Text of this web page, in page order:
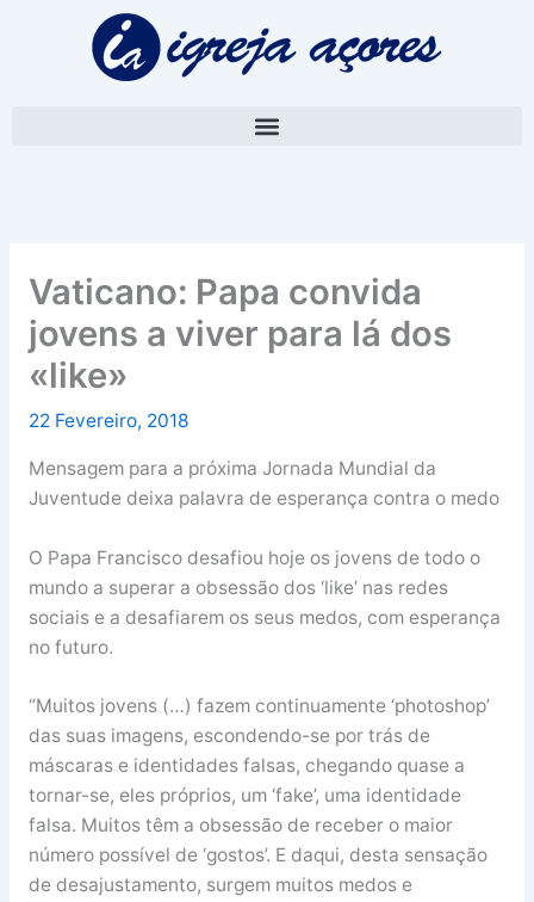
Vaticano: Papa convida
jovens a viver para lá dos
«like»
22 Fevereiro, 2018
Mensagem para a próxima Jornada Mundial da
Juventude deixa palavra de esperança contra o medo
O Papa Francisco desafiou hoje os jovens de todo o
mundo a superar a obsessão dos ‘like’ nas redes
sociais e a desafiarem os seus medos, com esperança
no futuro.
“Muitos jovens (…) fazem continuamente ‘photoshop’
das suas imagens, escondendo-se por trás de
máscaras e identidades falsas, chegando quase a
tornar-se, eles próprios, um ‘fake’, uma identidade
falsa. Muitos têm a obsessão de receber o maior
número possível de ‘gostos’. E daqui, desta sensação
de desajustamento, surgem muitos medos e